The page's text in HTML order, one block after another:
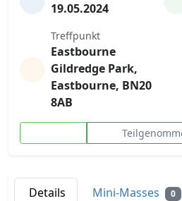
19.05.2024
Treffpunkt
Eastbourne
Gildredge Park,
Eastbourne, BN20
8AB
Details Mini-Masses 0